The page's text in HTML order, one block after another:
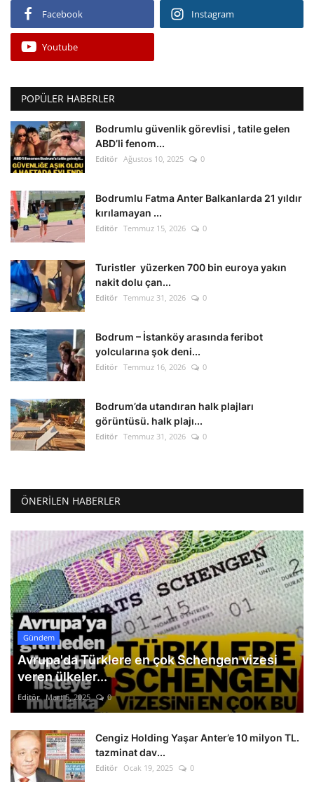
Facebook Instagram
Youtube
POPÜLER HABERLER
Bodrumlu güvenlik görevlisi , tatile gelen
ABD’li fenom...
Editör Ağustos 10, 2025 0
Bodrumlu Fatma Anter Balkanlarda 21 yıldır
kırılamayan ...
Editör Temmuz 15, 2026 0
Turistler yüzerken 700 bin euroya yakın
nakit dolu çan...
Editör Temmuz 31, 2026 0
Bodrum – İstanköy arasında feribot
yolcularına şok deni...
Editör Temmuz 16, 2026 0
Bodrum’da utandıran halk plajları
görüntüsü. halk plajı...
Editör Temmuz 31, 2026 0
ÖNERILEN HABERLER
Gündem
Avrupa'da Türklere en çok Schengen vizesi
veren ülkeler...
Editör Mart 5, 2025 0
Cengiz Holding Yaşar Anter’e 10 milyon TL.
tazminat dav...
Editör Ocak 19, 2025 0